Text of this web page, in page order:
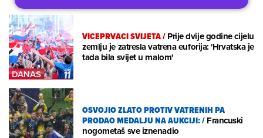
VICEPRVACI SVIJETA/Prije dvije godine cijelu
zemlju je zatresla vatrena euforija: 'Hrvatska je
tada bila svijet u malom'
OSVOJIO ZLATO PROTIV VATRENIH PA
PRODAO MEDALJU NA AUKCIJI:/Francuski
nogometaš sve iznenadio